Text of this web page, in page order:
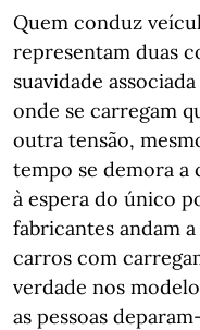
Quem conduz
representam duas
suavidade
onde se carregam
outra tensão,
tempo se demora a
à espera do único
fabricantes andam
carros com
verdade nos
as pessoas